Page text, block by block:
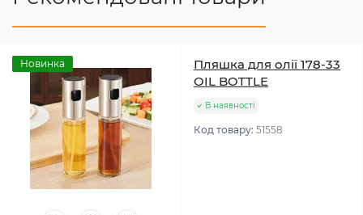
Новинка
Пляшка для олії 178-33
OIL BOTTLE
В наявності
Код товару: 51558